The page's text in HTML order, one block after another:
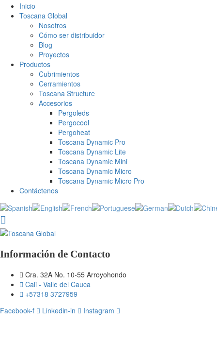
Inicio
Toscana Global
Nosotros
Cómo ser distribuidor
Blog
Proyectos
Productos
Cubrimientos
Cerramientos
Toscana Structure
Accesorios
Pergoleds
Pergocool
Pergoheat
Toscana Dynamic Pro
Toscana Dynamic Lite
Toscana Dynamic Mini
Toscana Dynamic Micro
Toscana Dynamic Micro Pro
Contáctenos
Información de Contacto
Cra. 32A No. 10-55 Arroyohondo
Cali - Valle del Cauca
+57318 3727959
Facebook-f
Linkedin-in Instagram